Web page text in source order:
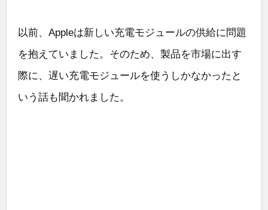
以前、Appleは新しい充電モジュールの供給に問題
を抱えていました。そのため、製品を市場に出す
際に、遅い充電モジュールを使うしかなかったと
いう話も聞かれました。